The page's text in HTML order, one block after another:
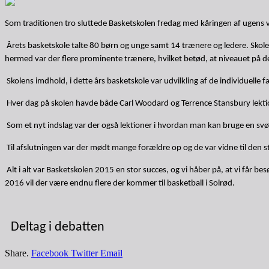
Som traditionen tro sluttede Basketskolen fredag med kåringen af
Årets basketskole talte 80 børn og unge samt 14 trænere og ledere.
hermed var der flere prominente trænere, hvilket betød, at niveauet på
Skolens imdhold, i dette års basketskole var udvilkling af de
Hver dag på skolen havde både Carl Woodard og Terrence Stansbury
Som et nyt indslag var der også lektioner i hvordan man kan bruge en
Til afslutningen var der mødt mange forældre op og de var vidne til
Alt i alt var Basketskolen 2015 en stor succes, og vi håber på, at vi får
2016 vil der være endnu flere der kommer til basketball i Solrød.
Deltag i debatten
Share. Facebook Twitter Email